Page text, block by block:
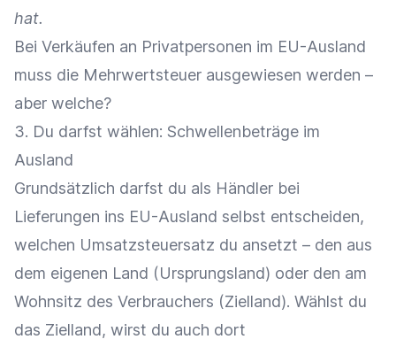
hat.
Bei Verkäufen an Privatpersonen im EU-Ausland
muss die Mehrwertsteuer ausgewiesen werden –
aber welche?
3. Du darfst wählen: Schwellenbeträge im
Ausland
Grundsätzlich darfst du als Händler bei
Lieferungen ins EU-Ausland selbst entscheiden,
welchen Umsatzsteuersatz du ansetzt – den aus
dem eigenen Land (Ursprungsland) oder den am
Wohnsitz des Verbrauchers (Zielland). Wählst du
das Zielland, wirst du auch dort